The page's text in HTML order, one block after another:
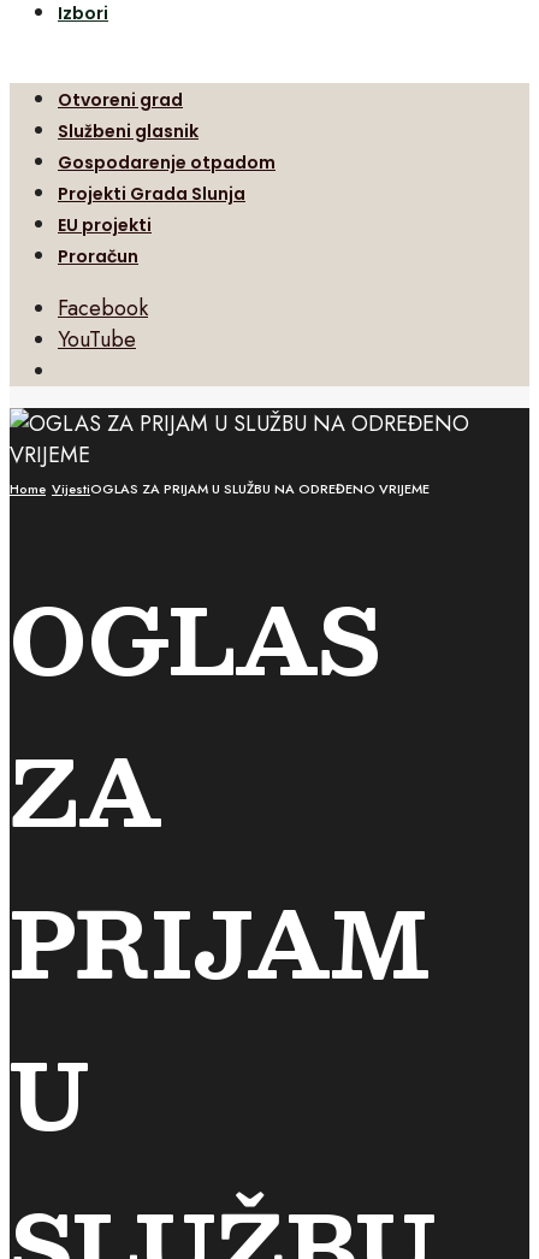
Izbori
Otvoreni grad
Službeni glasnik
Gospodarenje otpadom
Projekti Grada Slunja
EU projekti
Proračun
Facebook
YouTube
Search
Window
Home VijestiOGLAS ZA PRIJAM U SLUŽBU NA ODREĐENO VRIJEME
OGLAS
ZA
PRIJAM
U